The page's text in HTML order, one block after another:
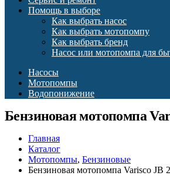
Помощь в выборе
Как выбрать насос
Как выбрать мотопомпу
Как выбрать бренд
Насос или мотопомпа для
Насосы
Мотопомпы
Водопонижение
Бензиновая мотопомпа
Главная
Каталог
Мотопомпы, Бензиновые
Бензиновая мотопомпа Varisco JB